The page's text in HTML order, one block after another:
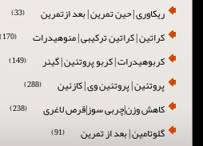
ریکاوری | حین تمرین | بعد ازتمرین (33)
کراتین | کراتین ترکیبی | منوهیدرات (170)
کربوهیدرات | کربو پروتئین | گینر (149)
پروتئین | پروتئین وی | کازئین (288)
کاهش وزن|چربی سوز|قرص لاغری (238)
گلوتامین | بعد از تمرین (91)